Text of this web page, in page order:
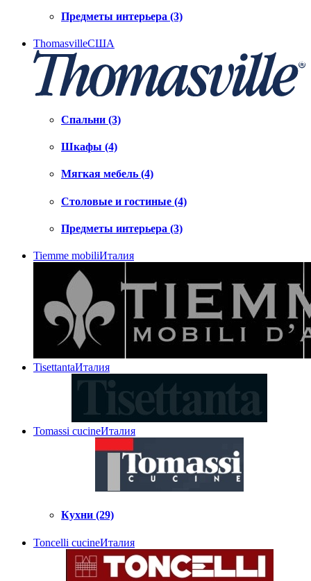
Предметы интерьера (3)
ThomasvilleСША
Спальни (3)
Шкафы (4)
Мягкая мебель (4)
Столовые и гостиные (4)
Предметы интерьера (3)
Tiemme mobiliИталия
TisettantaИталия
Tomassi cucineИталия
Кухни (29)
Toncelli cucineИталия